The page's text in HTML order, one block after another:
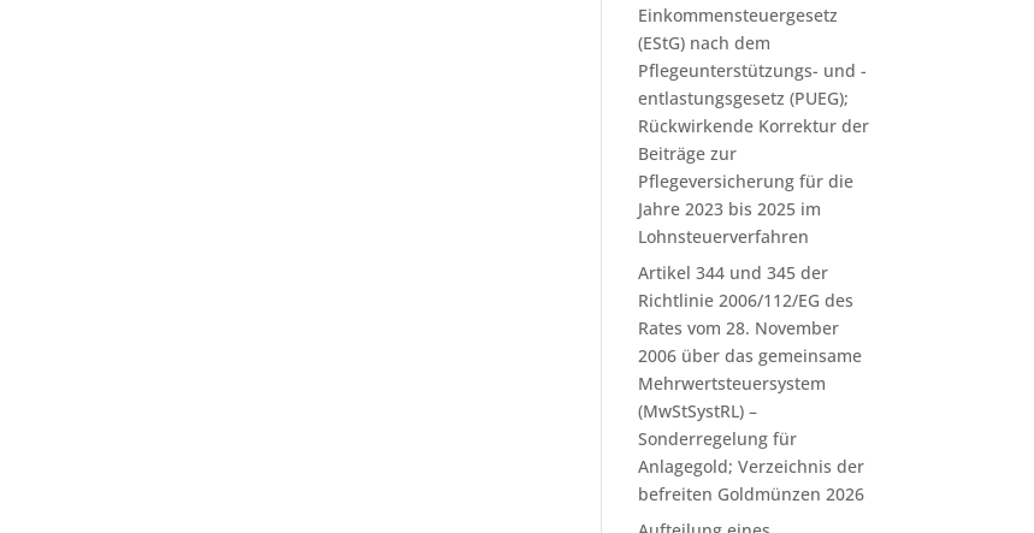
Einkommensteuergesetz
(EStG) nach dem
Pflegeunterstützungs- und -
entlastungsgesetz (PUEG);
Rückwirkende Korrektur der
Beiträge zur
Pflegeversicherung für die
Jahre 2023 bis 2025 im
Lohnsteuerverfahren
Artikel 344 und 345 der
Richtlinie 2006/112/EG des
Rates vom 28. November
2006 über das gemeinsame
Mehrwertsteuersystem
(MwStSystRL) –
Sonderregelung für
Anlagegold; Verzeichnis der
befreiten Goldmünzen 2026